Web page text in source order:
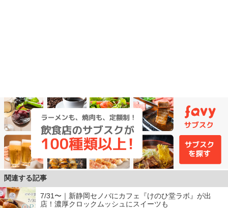
関連する記事
7/31〜｜新静岡セノバにカフェ『けのひ堂ラボ』が出
店！濃厚クロックムッシュにスイーツも